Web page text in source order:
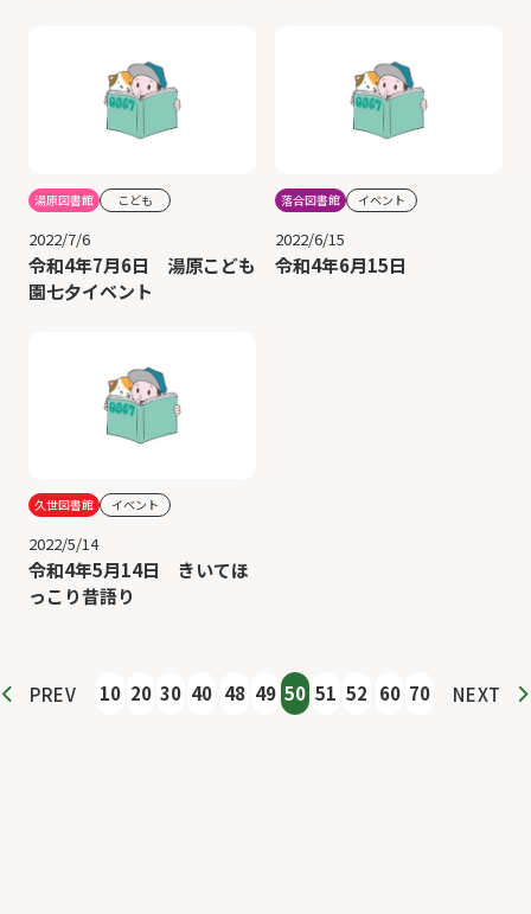
湯原図書館 こども
2022/7/6
令和4年7月6日 湯原こども
園七夕イベント
落合図書館 イベント
2022/6/15
令和4年6月15日
久世図書館 イベント
2022/5/14
令和4年5月14日 きいてほ
っこり昔語り
PREV 10 20 30 40 48 49 50 51 52 60 70 NEXT